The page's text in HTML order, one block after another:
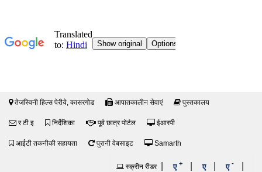
तेजस्विनी हिल्स पेरीये, कासरगोड आपातकालीन सेवाएं पुस्तकालय
र टी इ निर्देशिका पूर्व छात्र पोर्टल ईआरपी
आईटी तकनीकी सहायता पुरानी वेबसाइट Samarth
स्क्रीन रीडर ए + ए ए -